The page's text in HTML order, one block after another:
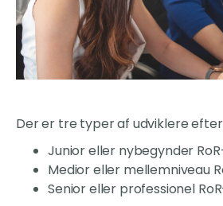
Der er tre typer af udviklere
Junior eller nybegynder
Medior eller mellemniveau
Senior eller professionel